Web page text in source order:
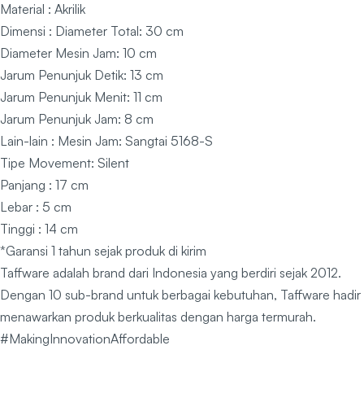
Material : Akrilik
Dimensi : Diameter Total: 30 cm
Diameter Mesin Jam: 10 cm
Jarum Penunjuk Detik: 13 cm
Jarum Penunjuk Menit: 11 cm
Jarum Penunjuk Jam: 8 cm
Lain-lain : Mesin Jam: Sangtai 5168-S
Tipe Movement: Silent
Panjang : 17 cm
Lebar : 5 cm
Tinggi : 14 cm
*Garansi 1 tahun sejak produk di kirim
Taffware adalah brand dari Indonesia yang berdiri sejak 2012.
Dengan 10 sub-brand untuk berbagai kebutuhan, Taffware hadir
menawarkan produk berkualitas dengan harga termurah.
#MakingInnovationAffordable